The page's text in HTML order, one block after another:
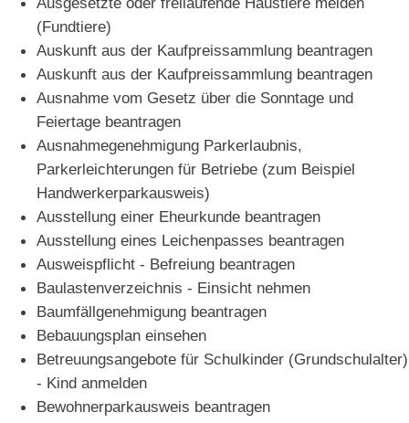
(Fundtiere)
Auskunft aus der Kaufpreissammlung beantragen
Auskunft aus der Kaufpreissammlung beantragen
Ausnahme vom Gesetz über die Sonntage und
Feiertage beantragen
Ausnahmegenehmigung Parkerlaubnis,
Parkerleichterungen für Betriebe (zum Beispiel
Handwerkerparkausweis)
Ausstellung einer Eheurkunde beantragen
Ausstellung eines Leichenpasses beantragen
Ausweispflicht - Befreiung beantragen
Baulastenverzeichnis - Einsicht nehmen
Baumfällgenehmigung beantragen
Bebauungsplan einsehen
Betreuungsangebote für Schulkinder (Grundschulalter)
- Kind anmelden
Bewohnerparkausweis beantragen